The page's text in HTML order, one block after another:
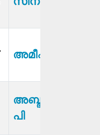
അമീഫ കെ
അബ്ദുല്‍
പി